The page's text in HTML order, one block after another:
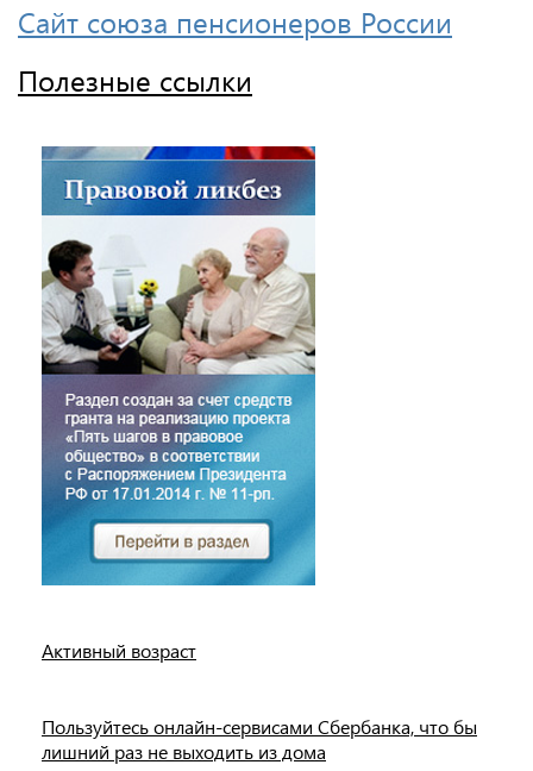
Сайт союза пенсионеров России
Полезные ссылки
Активный возраст
Пользуйтесь онлайн-сервисами Сбербанка, что бы
лишний раз не выходить из дома